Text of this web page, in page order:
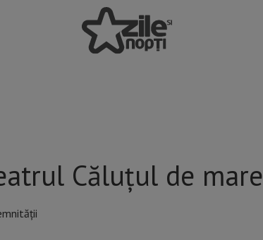
Căluțul de mare